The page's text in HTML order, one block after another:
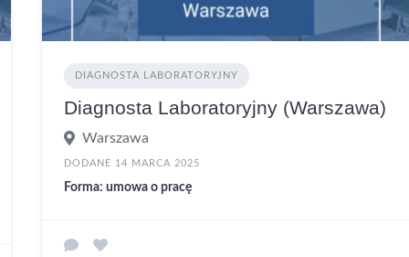
DIAGNOSTA LABORATORYJNY
Diagnosta Laboratoryjny (Warszawa)
Warszawa
DODANE 14 MARCA 2025
Forma: umowa o pracę